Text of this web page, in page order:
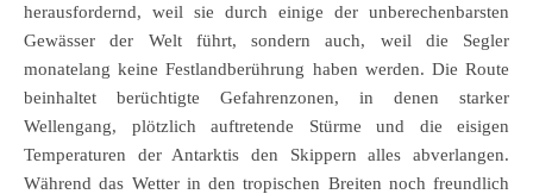
herausfordernd, weil sie durch einige der unberechenbarsten
Gewässer der Welt führt, sondern auch, weil die Segler
monatelang keine Festlandberührung haben werden. Die Route
beinhaltet berüchtigte Gefahrenzonen, in denen starker
Wellengang, plötzlich auftretende Stürme und die eisigen
Temperaturen der Antarktis den Skippern alles abverlangen.
Während das Wetter in den tropischen Breiten noch freundlich